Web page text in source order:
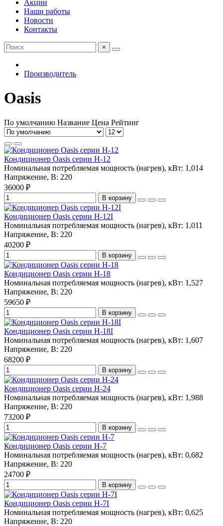
Акции
Наши работы
Новости
Контакты
×
Производитель
Oasis
По умолчанию Название Цена Рейтинг
Кондиционер Oasis серии H-12
Номинальная потребляемая мощность (нагрев), кВт: 1,014
Напряжение, В: 220
36000 ₽
В корзину
Кондиционер Oasis серии H-12I
Номинальная потребляемая мощность (нагрев), кВт: 1,011
Напряжение, В: 220
40200 ₽
В корзину
Кондиционер Oasis серии H-18
Номинальная потребляемая мощность (нагрев), кВт: 1,527
Напряжение, В: 220
59650 ₽
В корзину
Кондиционер Oasis серии H-18I
Номинальная потребляемая мощность (нагрев), кВт: 1,607
Напряжение, В: 220
68200 ₽
В корзину
Кондиционер Oasis серии H-24
Номинальная потребляемая мощность (нагрев), кВт: 1,988
Напряжение, В: 220
73200 ₽
В корзину
Кондиционер Oasis серии H-7
Номинальная потребляемая мощность (нагрев), кВт: 0,682
Напряжение, В: 220
24700 ₽
В корзину
Кондиционер Oasis серии H-7I
Номинальная потребляемая мощность (нагрев), кВт: 0,625
Напряжение, В: 220